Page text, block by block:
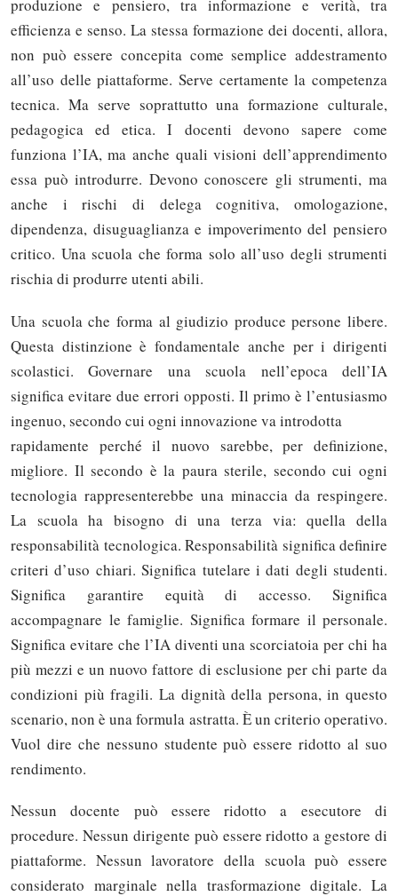
produzione e pensiero, tra informazione e verità, tra
efficienza e senso. La stessa formazione dei docenti, allora,
non può essere concepita come semplice addestramento
all’uso delle piattaforme. Serve certamente la competenza
tecnica. Ma serve soprattutto una formazione culturale,
pedagogica ed etica. I docenti devono sapere come
funziona l’IA, ma anche quali visioni dell’apprendimento
essa può introdurre. Devono conoscere gli strumenti, ma
anche i rischi di delega cognitiva, omologazione,
dipendenza, disuguaglianza e impoverimento del pensiero
critico. Una scuola che forma solo all’uso degli strumenti
rischia di produrre utenti abili.
Una scuola che forma al giudizio produce persone libere.
Questa distinzione è fondamentale anche per i dirigenti
scolastici. Governare una scuola nell’epoca dell’IA
significa evitare due errori opposti. Il primo è l’entusiasmo
ingenuo, secondo cui ogni innovazione va introdotta
rapidamente perché il nuovo sarebbe, per definizione,
migliore. Il secondo è la paura sterile, secondo cui ogni
tecnologia rappresenterebbe una minaccia da respingere.
La scuola ha bisogno di una terza via: quella della
responsabilità tecnologica. Responsabilità significa definire
criteri d’uso chiari. Significa tutelare i dati degli studenti.
Significa garantire equità di accesso. Significa
accompagnare le famiglie. Significa formare il personale.
Significa evitare che l’IA diventi una scorciatoia per chi ha
più mezzi e un nuovo fattore di esclusione per chi parte da
condizioni più fragili. La dignità della persona, in questo
scenario, non è una formula astratta. È un criterio operativo.
Vuol dire che nessuno studente può essere ridotto al suo
rendimento.
Nessun docente può essere ridotto a esecutore di
procedure. Nessun dirigente può essere ridotto a gestore di
piattaforme. Nessun lavoratore della scuola può essere
considerato marginale nella trasformazione digitale. La